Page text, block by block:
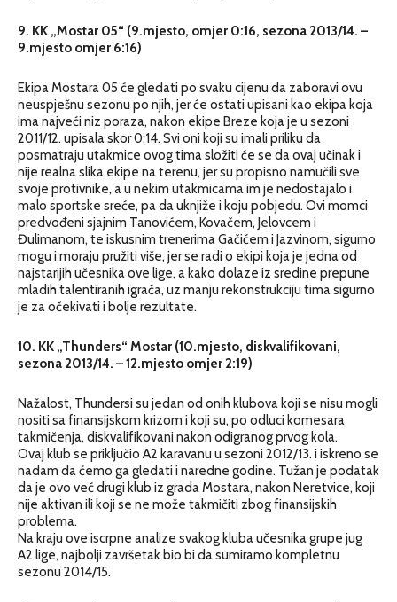
9. KK „Mostar 05“ (9.mjesto, omjer 0:16, sezona 2013/14. –
9.mjesto omjer 6:16)
Ekipa Mostara 05 će gledati po svaku cijenu da zaboravi ovu
neuspješnu sezonu po njih, jer će ostati upisani kao ekipa koja
ima najveći niz poraza, nakon ekipe Breze koja je u sezoni
2011/12. upisala skor 0:14. Svi oni koji su imali priliku da
posmatraju utakmice ovog tima složiti će se da ovaj učinak i
nije realna slika ekipe na terenu, jer su propisno namučili sve
svoje protivnike, a u nekim utakmicama im je nedostajalo i
malo sportske sreće, pa da uknjiže i koju pobjedu. Ovi momci
predvođeni sjajnim Tanovićem, Kovačem, Jelovcem i
Đulimanom, te iskusnim trenerima Gačićem i Jazvinom, sigurno
mogu i moraju pružiti više, jer se radi o ekipi koja je jedna od
najstarijih učesnika ove lige, a kako dolaze iz sredine prepune
mladih talentiranih igrača, uz manju rekonstrukciju tima sigurno
je za očekivati i bolje rezultate.
10. KK „Thunders“ Mostar (10.mjesto, diskvalifikovani,
sezona 2013/14. – 12.mjesto omjer 2:19)
Nažalost, Thundersi su jedan od onih klubova koji se nisu mogli
nositi sa finansijskom krizom i koji su, po odluci komesara
takmičenja, diskvalifikovani nakon odigranog prvog kola.
Ovaj klub se priključio A2 karavanu u sezoni 2012/13. i iskreno se
nadam da ćemo ga gledati i naredne godine. Tužan je podatak
da je ovo već drugi klub iz grada Mostara, nakon Neretvice, koji
nije aktivan ili koji se ne može takmičiti zbog finansijskih
problema.
Na kraju ove iscrpne analize svakog kluba učesnika grupe jug
A2 lige, najbolji završetak bio bi da sumiramo kompletnu
sezonu 2014/15.